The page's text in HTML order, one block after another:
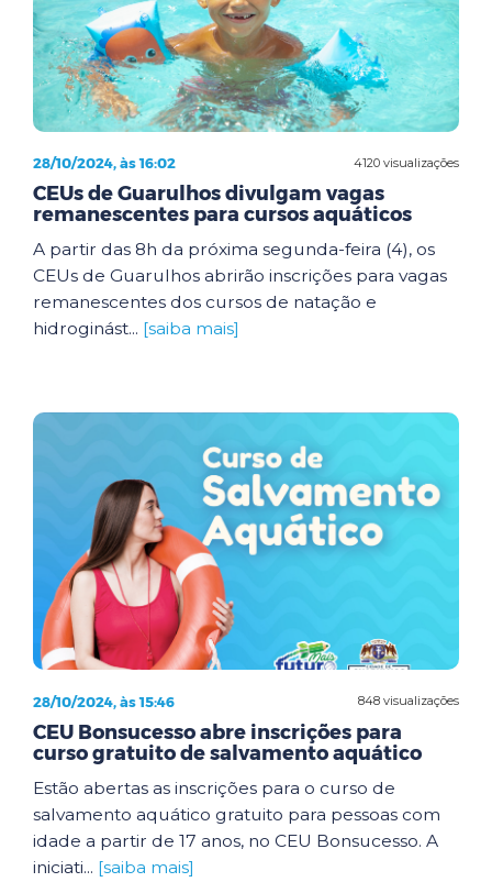
4120 visualizações
28/10/2024, às 16:02
CEUs de Guarulhos divulgam vagas
remanescentes para cursos aquáticos
A partir das 8h da próxima segunda-feira (4), os
CEUs de Guarulhos abrirão inscrições para vagas
remanescentes dos cursos de natação e
hidroginást... [saiba mais]
848 visualizações
28/10/2024, às 15:46
CEU Bonsucesso abre inscrições para
curso gratuito de salvamento aquático
Estão abertas as inscrições para o curso de
salvamento aquático gratuito para pessoas com
idade a partir de 17 anos, no CEU Bonsucesso. A
iniciati... [saiba mais]